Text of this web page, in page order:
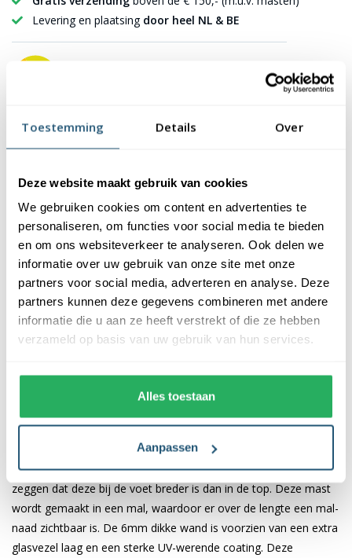
Toestemming Details Over
Deze website maakt gebruik van cookies
We gebruiken cookies om content en advertenties te
personaliseren, om functies voor social media te bieden
en om ons websiteverkeer te analyseren. Ook delen we
informatie over uw gebruik van onze site met onze
partners voor social media, adverteren en analyse. Deze
partners kunnen deze gegevens combineren met andere
informatie die u aan ze heeft verstrekt of die ze hebben
verzameld op basis van uw gebruik van hun services.
Alles toestaan
Aanpassen
Levering en plaatsing door heel NL & BE
Beschrijving
Specificaties
Levering & montage
Veelgestelde vragen
Reviews
Beschrijving
Een polyester baniermast wordt veelal gebruikt door bedrijven.
Dit komt omdat deze voorzien is van een draaibare
worden, waardoor deze altijd goed zichtbaar is.
6-12 meter
De polyester baniermast heeft een conische vorm. Dit wil
zeggen dat deze bij de voet breder is dan in de top. Deze mast
wordt gemaakt in een mal, waardoor er over de lengte een mal-
naad zichtbaar is. De 6mm dikke wand is voorzien van een extra
glasvezel laag en een sterke UV-werende coating. Deze